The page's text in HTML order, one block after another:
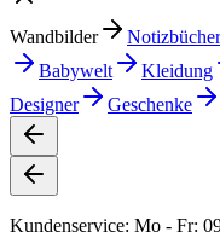
Wandbilder Notizbücher
Babywelt
Kleidung
Designer
Geschenke
Kundenservice: Mo - Fr: